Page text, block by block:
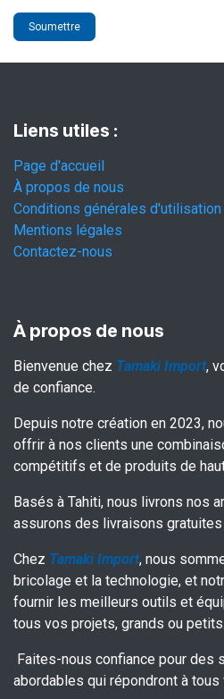
Soumettre
Liens utiles :
Page d'accueil
À propos de nous
Conditions générales d'utilisation
Mentions légales
Contactez-nous
À propos de nous
Bienvenue chez Tamaki Import,
de confiance.
Depuis notre création en 2023,
offrir à nos clients une
compétitifs et de produits de
Basés à Tahiti, nous livrons nos
assurons des livraisons gratuites
Chez Tamaki Import, nous
bricolage et la technologie, et
fournir les meilleurs outils et
tous vos projets, grands ou petits.
Faites-nous confiance pour des
abordables qui répondront à